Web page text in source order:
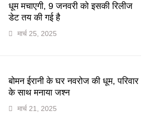
धूम मचाएगी, 9 जनवरी को इसकी रिलीज
डेट तय की गई है
मार्च 25, 2025
बोमन ईरानी के घर नवरोज की धूम, परिवार
के साथ मनाया जश्न
मार्च 21, 2025